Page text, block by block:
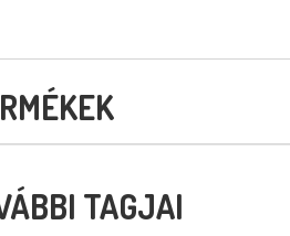
TAGJAI